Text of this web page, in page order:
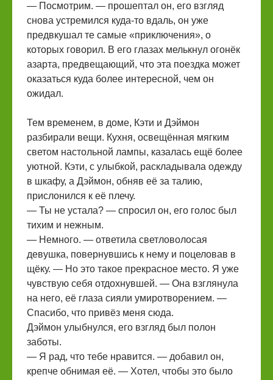
— Посмотрим. — прошептал он, его взгляд
снова устремился куда-то вдаль, он уже
предвкушал те самые «приключения», о
которых говорил. В его глазах мелькнул огонёк
азарта, предвещающий, что эта поездка может
оказаться куда более интересной, чем он
ожидал.
Тем временем, в доме, Кэти и Дэймон
разбирали вещи. Кухня, освещённая мягким
светом настольной лампы, казалась ещё более
уютной. Кэти, с улыбкой, раскладывала одежду
в шкафу, а Дэймон, обняв её за талию,
прислонился к её плечу.
— Ты не устала? — спросил он, его голос был
тихим и нежным.
— Немного. — ответила светловолосая
девушка, повернувшись к нему и поцеловав в
щёку. — Но это такое прекрасное место. Я уже
чувствую себя отдохнувшей. — Она взглянула
на него, её глаза сияли умиротворением. —
Спасибо, что привёз меня сюда.
Дэймон улыбнулся, его взгляд был полон
заботы.
— Я рад, что тебе нравится. — добавил он,
крепче обнимая её. — Хотел, чтобы это было